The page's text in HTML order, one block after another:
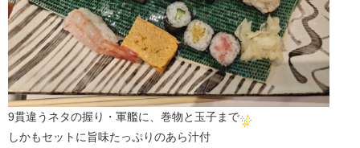
9貫違うネタの握り・軍艦に、巻物と玉子まで
しかもセットに旨味たっぷりのあら汁付